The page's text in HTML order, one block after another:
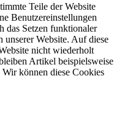
Teile der Website
Benutzereinstellungen
das Setzen funktionaler
Website. Auf diese
nicht wiederholt
Artikel beispielsweise
können diese Cookies